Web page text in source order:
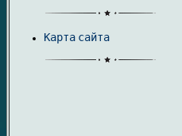
Карта сайта